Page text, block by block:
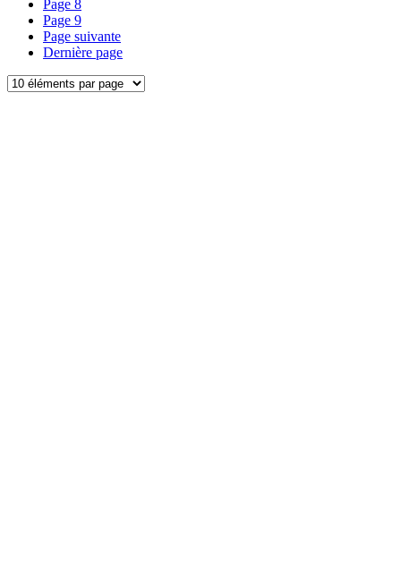
Page 8
Page 9
Page suivante
Dernière page